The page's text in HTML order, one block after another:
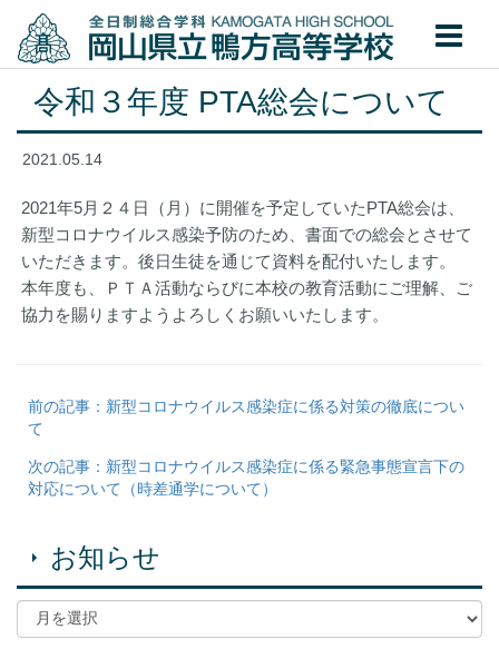
令和３年度 PTA総会について
2021.05.14
2021年5月２４日（月）に開催を予定していたPTA総会は、
新型コロナウイルス感染予防のため、書面での総会とさせて
いただきます。後日生徒を通じて資料を配付いたします。
本年度も、ＰＴＡ活動ならびに本校の教育活動にご理解、ご
協力を賜りますようよろしくお願いいたします。
前の記事：新型コロナウイルス感染症に係る対策の徹底につい
て
次の記事：新型コロナウイルス感染症に係る緊急事態宣言下の
対応について（時差通学について）
お知らせ